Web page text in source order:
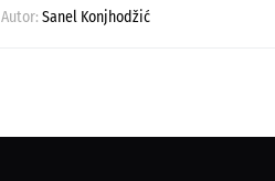
Autor:Sanel Konjhodžić